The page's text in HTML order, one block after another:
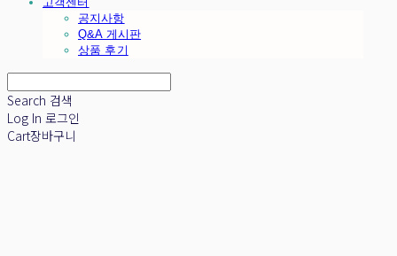
공지사항
Q&A 게시판
상품 후기
Search 검색
Log In 로그인
Cart장바구니